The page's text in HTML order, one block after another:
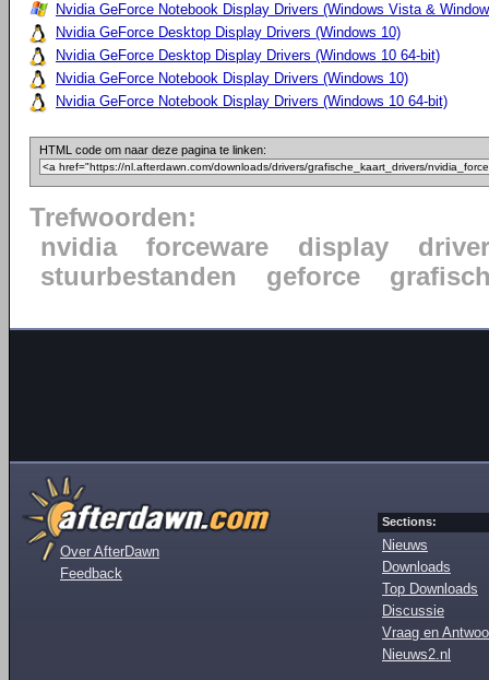
Nvidia GeForce Notebook Display Drivers (Windows Vista &
Nvidia GeForce Desktop Display Drivers (Windows 10)
Nvidia GeForce Desktop Display Drivers (Windows 10 64-bit)
Nvidia GeForce Notebook Display Drivers (Windows 10)
Nvidia GeForce Notebook Display Drivers (Windows 10 64-bit)
HTML code om naar deze pagina te linken:
Trefwoorden:
nvidia
forceware display
driver
stuurbestanden
geforce
Over AfterDawn
Feedback
Sections:
Nieuws
Downloads
Top Downloads
Discussie
Vraag en
Nieuws2.nl